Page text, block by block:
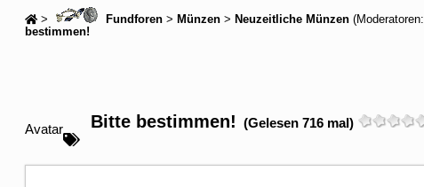
> Fundforen > Münzen > Neuzeitliche Münzen (Moderatoren:
bestimmen!
Avatar Bitte bestimmen! (Gelesen 716 mal)